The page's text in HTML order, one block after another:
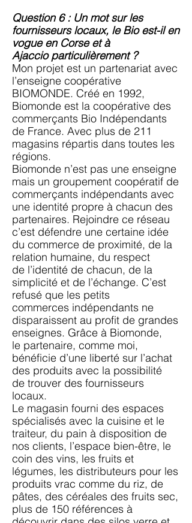
Question 6 : Un mot sur les
fournisseurs locaux, le Bio est-il en
vogue en Corse et à
Ajaccioparticulièrement ?
Mon projet est un partenariat avec
l’enseigne coopérative
BIOMONDE. Créé en 1992,
Biomonde est la coopérative des
commerçants Bio Indépendants
de France. Avec plus de 211
magasins répartis dans toutes les
régions.
Biomonde n’est pas une enseigne
mais un groupement coopératif de
commerçants indépendants avec
une identité propre à chacun des
partenaires. Rejoindre ce réseau
c’est défendre une certaine idée
du commerce de proximité, de la
relation humaine, du respect
de l’identité de chacun, de la
simplicité et de l’échange. C’est
refusé que les petits
commerces indépendants ne
disparaissent au profit de grandes
enseignes. Grâce à Biomonde,
le partenaire, comme moi,
bénéficie d’une liberté sur l’achat
des produits avec la possibilité
de trouver des fournisseurs
locaux.
Le magasin fourni des espaces
spécialisés avec la cuisine et le
traiteur, du pain à disposition de
nos clients, l’espace bien-être, le
coin des vins, les fruits et
légumes, les distributeurs pour les
produits vrac comme du riz, de
pâtes, des céréales des fruits sec,
plus de 150 références à